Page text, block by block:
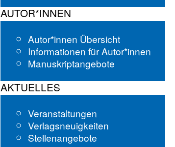
AUTOR*INNEN
Autor*innen Übersicht
Informationen für Autor*innen
Manuskriptangebote
AKTUELLES
Veranstaltungen
Verlagsneuigkeiten
Stellenangebote